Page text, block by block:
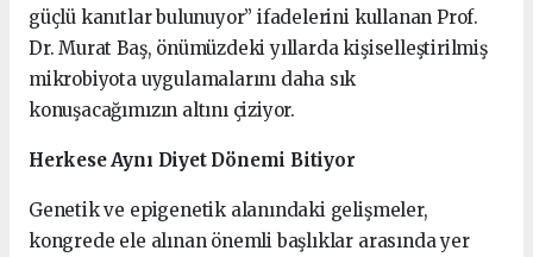
güçlü kanıtlar bulunuyor” ifadelerini kullanan Prof.
Dr. Murat Baş, önümüzdeki yıllarda kişiselleştirilmiş
mikrobiyota uygulamalarını daha sık
konuşacağımızın altını çiziyor.
Herkese Aynı Diyet Dönemi Bitiyor
Genetik ve epigenetik alanındaki gelişmeler,
kongrede ele alınan önemli başlıklar arasında yer